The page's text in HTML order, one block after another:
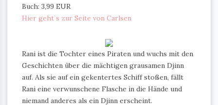
Buch: 3,99 EUR
Hier geht`s zur Seite von Carlsen
Rani ist die Tochter eines Piraten und wuchs mit den
Geschichten über die mächtigen grausamen Djinn
auf. Als sie auf ein gekentertes Schiff stoßen, fällt
Rani eine verwunschene Flasche in die Hände und
niemand anderes als ein Djinn erscheint.